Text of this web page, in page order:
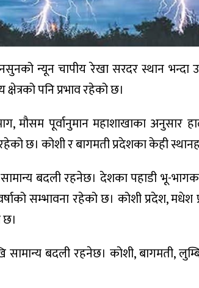
न्यून चापीय रेखा सरदर स्थान
पनि प्रभाव रहेको छ।
मौसम पूर्वानुमान महाशाखाका अनुसार
छ। कोशी र बागमती प्रदेशका केही
बदली रहनेछ। देशका पहाडी भू-
सम्भावना रहेको छ। कोशी प्रदेश,
बदली रहनेछ। कोशी, बागमती,